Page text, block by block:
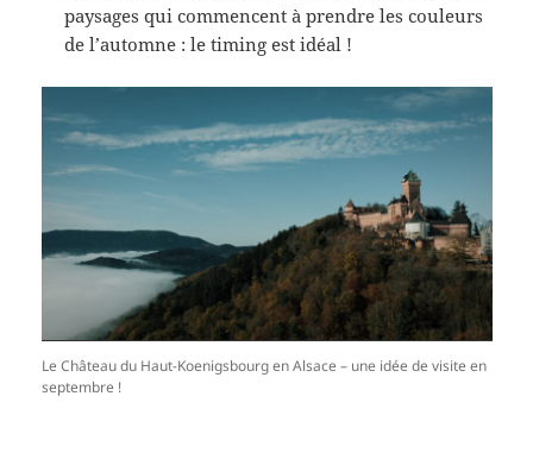
paysages qui commencent à prendre les couleurs
de l’automne : le timing est idéal !
Le Château du Haut-Koenigsbourg en Alsace – une idée de visite en
septembre !